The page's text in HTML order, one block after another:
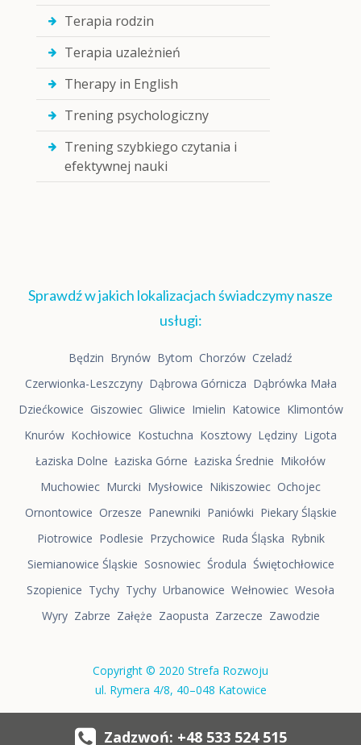
Terapia rodzin
Terapia uzależnień
Therapy in English
Trening psychologiczny
Trening szybkiego czytania i
efektywnej nauki
Sprawdź w jakich lokalizacjach świadczymy nasze
usługi:
Będzin Brynów Bytom Chorzów Czeladź
Czerwionka-Leszczyny Dąbrowa Górnicza Dąbrówka Mała
Dziećkowice Giszowiec Gliwice Imielin Katowice Klimontów
Knurów Kochłowice Kostuchna Kosztowy Lędziny Ligota
Łaziska Dolne Łaziska Górne Łaziska Średnie Mikołów
Muchowiec Murcki Mysłowice Nikiszowiec Ochojec
Ornontowice Orzesze Panewniki Paniówki Piekary Śląskie
Piotrowice Podlesie Przychowice Ruda Śląska Rybnik
Siemianowice Śląskie Sosnowiec Środula Świętochłowice
Szopienice Tychy Tychy Urbanowice Wełnowiec Wesoła
Wyry Zabrze Załęże Zaopusta Zarzecze Zawodzie
Copyright © 2020 Strefa Rozwoju
ul. Rymera 4/8, 40–048 Katowice
Zadzwoń: +48 533 524 515